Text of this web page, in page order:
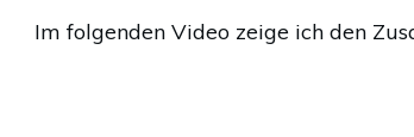
Im folgenden Video zeige ich den